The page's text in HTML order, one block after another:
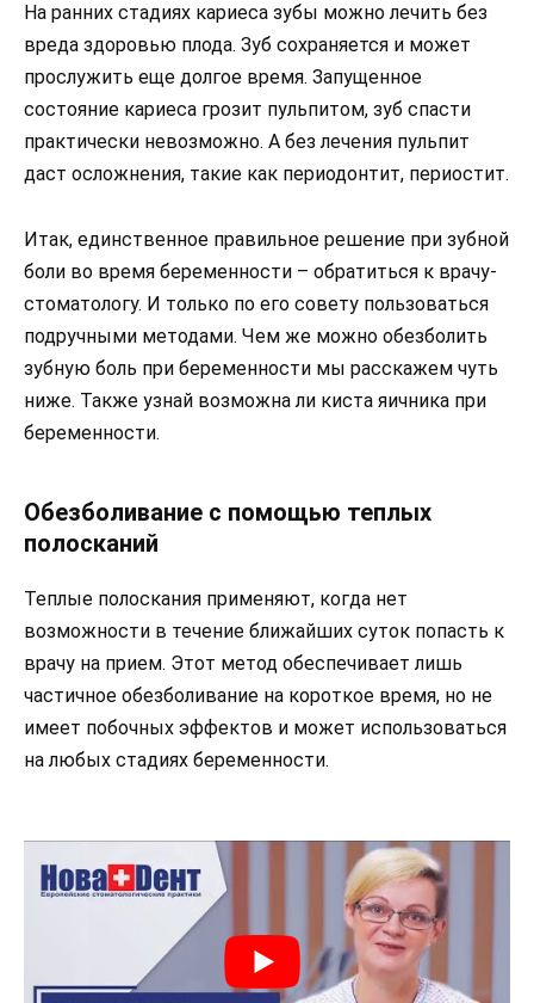
На ранних стадиях кариеса зубы можно лечить без
вреда здоровью плода. Зуб сохраняется и может
прослужить еще долгое время. Запущенное
состояние кариеса грозит пульпитом, зуб спасти
практически невозможно. А без лечения пульпит
даст осложнения, такие как периодонтит, периостит.
Итак, единственное правильное решение при зубной
боли во время беременности – обратиться к врачу-
стоматологу. И только по его совету пользоваться
подручными методами. Чем же можно обезболить
зубную боль при беременности мы расскажем чуть
ниже. Также узнай возможна ли киста яичника при
беременности.
Обезболивание с помощью теплых
полосканий
Теплые полоскания применяют, когда нет
возможности в течение ближайших суток попасть к
врачу на прием. Этот метод обеспечивает лишь
частичное обезболивание на короткое время, но не
имеет побочных эффектов и может использоваться
на любых стадиях беременности.